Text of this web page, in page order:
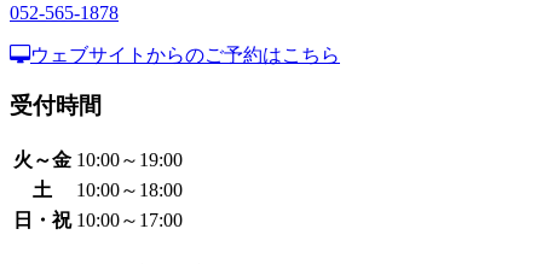
052-565-1878
ウェブサイトからのご予約はこちら
受付時間
火～金 10:00～19:00
土
10:00～18:00
日・祝 10:00～17:00